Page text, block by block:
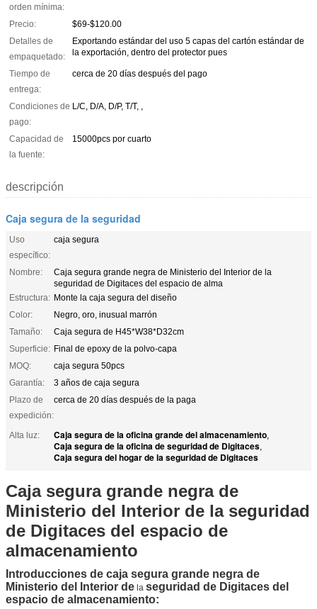
orden mínima:
Precio:
$69-$120.00
Detalles de
empaquetado:
Exportando estándar del uso 5 capas del cartón estándar de
la exportación, dentro del protector pues
Tiempo de
entrega:
cerca de 20 días después del pago
Condiciones de
pago:
L/C, D/A, D/P, T/T, ,
Capacidad de
la fuente:
15000pcs por cuarto
descripción
Caja segura de la seguridad
Uso
específico:
caja segura
Nombre:
Caja segura grande negra de Ministerio del Interior de la
seguridad de Digitaces del espacio de alma
Estructura: Monte la caja segura del diseño
Color:
Negro, oro, inusual marrón
Tamaño:
Caja segura de H45*W38*D32cm
Superficie: Final de epoxy de la polvo-capa
MOQ:
caja segura 50pcs
Garantía:
3 años de caja segura
Plazo de
expedición:
cerca de 20 días después de la paga
Alta luz: Caja segura de la oficina grande del almacenamiento,
Caja segura de la oficina de seguridad de Digitaces,
Caja segura del hogar de la seguridad de Digitaces
Caja segura grande negra de
Ministerio del Interior de la seguridad
de Digitaces del espacio de
almacenamiento
Introducciones de caja segura grande negra de
Ministerio del Interior de la seguridad de Digitaces del
espacio de almacenamiento: